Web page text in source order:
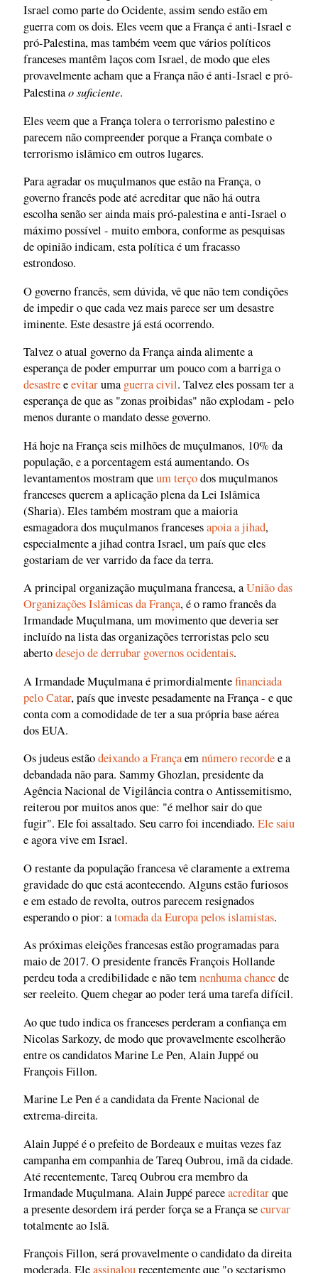
Israel como parte do Ocidente, assim sendo estão em
guerra com os dois. Eles veem que a França é anti-Israel e
pró-Palestina, mas também veem que vários políticos
franceses mantêm laços com Israel, de modo que eles
provavelmente acham que a França não é anti-Israel e pró-
Palestinao suficiente.
Eles veem que a França tolera o terrorismo palestino e
parecem não compreender porque a França combate o
terrorismo islâmico em outros lugares.
Para agradar os muçulmanos que estão na França, o
governo francês pode até acreditar que não há outra
escolha senão ser ainda mais pró-palestina e anti-Israel o
máximo possível - muito embora, conforme as pesquisas
de opinião indicam, esta política é um fracasso
estrondoso.
O governo francês, sem dúvida, vê que não tem condições
de impedir o que cada vez mais parece ser um desastre
iminente. Este desastre já está ocorrendo.
Talvez o atual governo da França ainda alimente a
esperança de poder empurrar um pouco com a barriga o
desastreeevitaruma guerra civil. Talvez eles possam ter a
esperança de que as "zonas proibidas" não explodam - pelo
menos durante o mandato desse governo.
Há hoje na França seis milhões de muçulmanos, 10% da
população, e a porcentagem está aumentando. Os
levantamentos mostram queum terçodos muçulmanos
franceses querem a aplicação plena da Lei Islâmica
(Sharia). Eles também mostram que a maioria
esmagadora dos muçulmanos francesesapoia a jihad,
especialmente a jihad contra Israel, um país que eles
gostariam de ver varrido da face da terra.
A principal organização muçulmana francesa, aUnião das
Organizações Islâmicas da França, é o ramo francês da
Irmandade Muçulmana, um movimento que deveria ser
incluído na lista das organizações terroristas pelo seu
abertodesejo de derrubar governos ocidentais.
A Irmandade Muçulmana é primordialmentefinanciada
pelo Catar, país que investe pesadamente na França - e que
conta com a comodidade de ter a sua própria base aérea
dos EUA.
Os judeus estãodeixando a Françaemnúmero recordee a
debandada não para. Sammy Ghozlan, presidente da
Agência Nacional de Vigilância contra o Antissemitismo,
reiterou por muitos anos que: "é melhor sair do que
fugir". Ele foi assaltado. Seu carro foi incendiado. Ele saiu
e agora vive em Israel.
O restante da população francesa vê claramente a extrema
gravidade do que está acontecendo. Alguns estão furiosos
e em estado de revolta, outros parecem resignados
esperando o pior: atomada da Europa pelos islamistas.
As próximas eleições francesas estão programadas para
maio de 2017. O presidente francês François Hollande
perdeu toda a credibilidade e não temnenhuma chancede
ser reeleito. Quem chegar ao poder terá uma tarefa difícil.
Ao que tudo indica os franceses perderam a confiança em
Nicolas Sarkozy, de modo que provavelmente escolherão
entre os candidatos Marine Le Pen, Alain Juppé ou
François Fillon.
Marine Le Pen é a candidata da Frente Nacional de
extrema-direita.
Alain Juppé é o prefeito de Bordeaux e muitas vezes faz
campanha em companhia de Tareq Oubrou, imã da cidade.
Até recentemente, Tareq Oubrou era membro da
Irmandade Muçulmana. Alain Juppé pareceacreditarque
a presente desordem irá perder força se a França securvar
totalmente ao Islã.
François Fillon, será provavelmente o candidato da direita
moderada. Eleassinalou recentemente que "o sectarismo